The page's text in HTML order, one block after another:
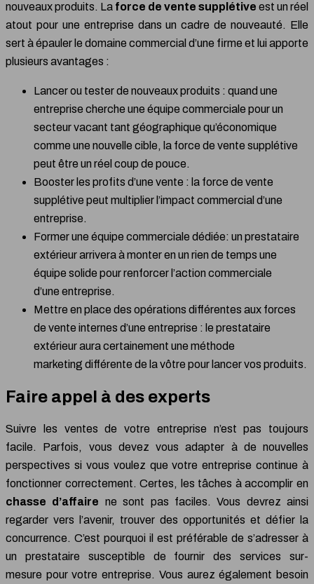
nouveaux produits. La force de vente supplétive est un réel
atout pour une entreprise dans un cadre de nouveauté. Elle
sert à épauler le domaine commercial d’une firme et lui apporte
plusieurs avantages :
Lancer ou tester de nouveaux produits : quand une
entreprise cherche une équipe commerciale pour un
secteur vacant tant géographique qu’économique
comme une nouvelle cible, la force de vente supplétive
peut être un réel coup de pouce.
Booster les profits d’une vente : la force de vente
supplétive peut multiplier l’impact commercial d’une
entreprise.
Former une équipe commerciale dédiée: un prestataire
extérieur arrivera à monter en un rien de temps une
équipe solide pour renforcer l’action commerciale
d’une entreprise.
Mettre en place des opérations différentes aux forces
de vente internes d’une entreprise : le prestataire
extérieur aura certainement une méthode
marketing différente de la vôtre pour lancer vos produits.
Faire appel à des experts
Suivre les ventes de votre entreprise n’est pas toujours
facile. Parfois, vous devez vous adapter à de nouvelles
perspectives si vous voulez que votre entreprise continue à
fonctionner correctement. Certes, les tâches à accomplir en
chasse d’affaire ne sont pas faciles. Vous devrez ainsi
regarder vers l’avenir, trouver des opportunités et défier la
concurrence. C’est pourquoi il est préférable de s’adresser à
un prestataire susceptible de fournir des services sur-
mesure pour votre entreprise. Vous aurez également besoin